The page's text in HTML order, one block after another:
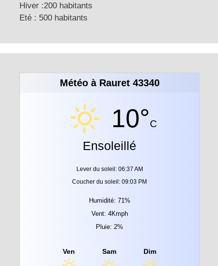
Hiver :200 habitants
Eté : 500 habitants
Météo à Rauret 43340
10°C
Ensoleillé
Lever du soleil: 06:37 AM
Coucher du soleil: 09:03 PM
Humidité: 71%
Vent: 4Kmph
Pluie: 2%
Ven Sam Dim